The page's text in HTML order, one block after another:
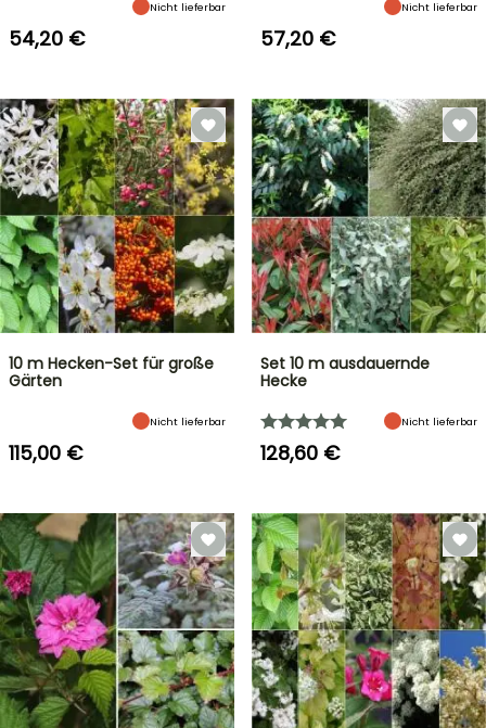
Nicht lieferbar
54,20 €
Nicht lieferbar
57,20 €
10 m Hecken-Set für große
Gärten
Nicht lieferbar
115,00 €
Set 10 m ausdauernde
Hecke
Nicht lieferbar
128,60 €